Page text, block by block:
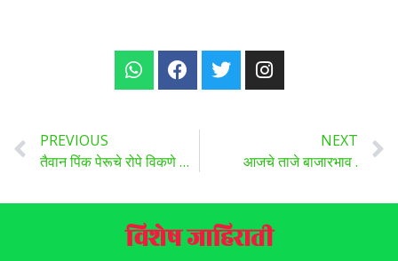
PREVIOUS
तैवान पिंक पेरूचे रोपे विकणे आहे.
NEXT
आजचे ताजे बाजारभाव .
विशेष जाहिराती